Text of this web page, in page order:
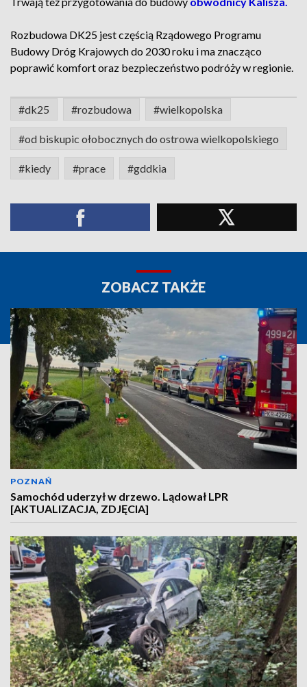
Rozbudowa DK25 jest częścią Rządowego Programu
Budowy Dróg Krajowych do 2030 roku i ma znacząco
poprawić komfort oraz bezpieczeństwo podróży w regionie.
#dk25 #rozbudowa #wielkopolska
#od biskupic ołobocznych do ostrowa wielkopolskiego
#kiedy #prace #gddkia
ZOBACZ TAKŻE
POZNAŃ
Samochód uderzył w drzewo. Lądował LPR
[AKTUALIZACJA, ZDJĘCIA]